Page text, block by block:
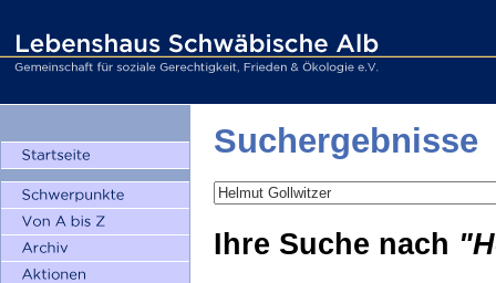
Suchergebnisse
Ihre Suche nach